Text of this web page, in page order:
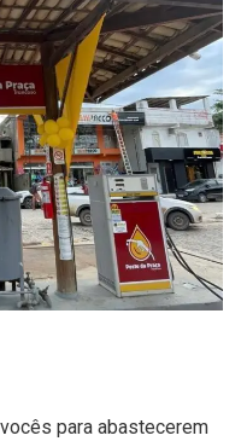
para abastecerem